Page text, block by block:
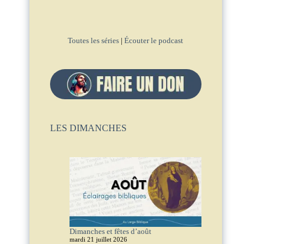
Toutes les séries |Écouter le podcast
LES DIMANCHES
Dimanches et fêtes d’août
mardi 21 juillet 2026